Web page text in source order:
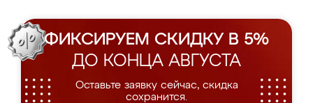
ФИКСИРУЕМ СКИДКУ В 5%
ДО КОНЦА АВГУСТА
Оставьте заявку сейчас, скидка
сохранится.